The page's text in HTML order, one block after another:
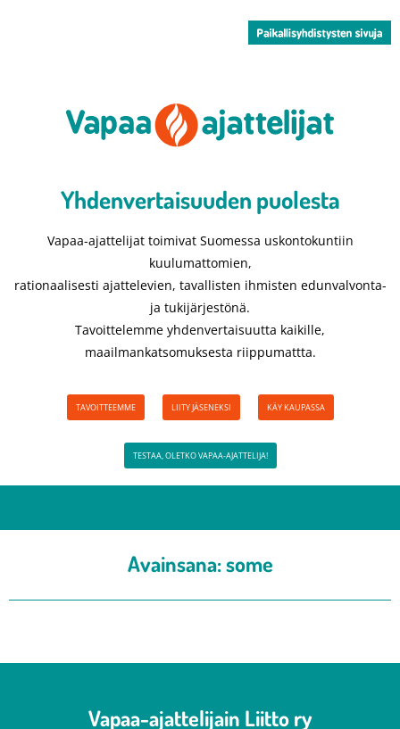
Yhdenvertaisuuden puolesta​
Vapaa-ajattelijat toimivat Suomessa uskontokuntiin
kuulumattomien,
rationaalisesti ajattelevien, tavallisten ihmisten edunvalvonta-
ja tukijärjestönä.
Tavoittelemme yhdenvertaisuutta kaikille,
maailmankatsomuksesta riippumattta.
TAVOITTEEMME LIITY JÄSENEKSI KÄY KAUPASSA
TESTAA, OLETKO VAPAA-AJATTELIJA!
Avainsana:some
Vapaa-ajattelijain Liitto ry